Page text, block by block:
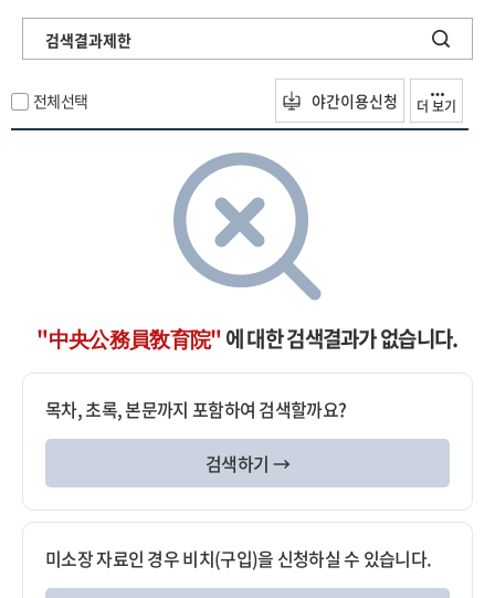
검색결과제한
전체선택 야간이용신청 더 보기
"中央公務員敎育院"에 대한 검색결과가 없습니다.
목차, 초록, 본문까지 포함하여 검색할까요?
검색하기 →
미소장 자료인 경우 비치(구입)을 신청하실 수 있습니다.